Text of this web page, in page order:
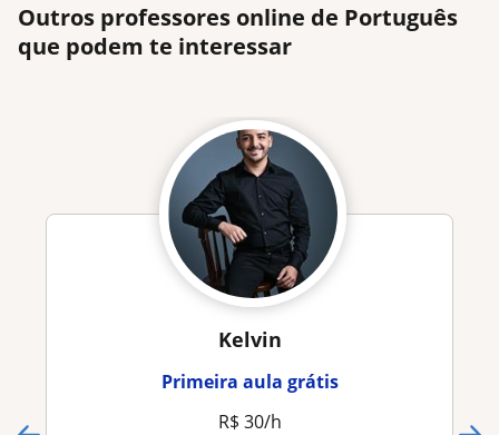
Outros professores online de Português
que podem te interessar
Kelvin
Primeira aula grátis
R$ 30/h